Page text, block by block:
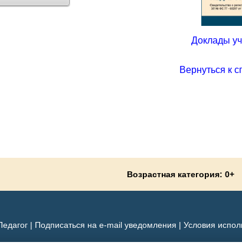
Доклады
Вернуться к
Возрастная категория: 0+
| Подписаться на e-mail уведомления | Условия